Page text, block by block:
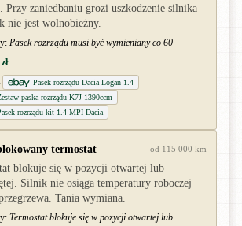
Przy zaniedbaniu grozi uszkodzenie silnika
jest wolnobieżny.
Pasek rozrządu musi być wymieniany co 60
Pasek rozrządu Dacia Logan 1.4
paska rozrządu K7J 1390ccm
rozrządu kit 1.4 MPI Dacia
termostat od 115 000 km
blokuje się w pozycji otwartej lub
Silnik nie osiąga temperatury roboczej
Tania wymiana.
Termostat blokuje się w pozycji otwartej lub